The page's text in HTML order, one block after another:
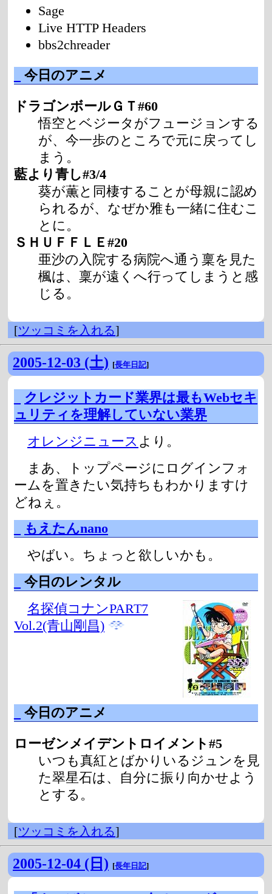
Sage
Live HTTP Headers
bbs2chreader
今日のアニメ
ドラゴンボールＧＴ#60
悟空とベジータがフュージョンする
が、今一歩のところで元に戻ってし
まう。
藍より青し#3/4
葵が薫と同棲することが母親に認め
られるが、なぜか雅も一緒に住むこ
とに。
ＳＨＵＦＦＬＥ#20
亜沙の入院する病院へ通う稟を見た
楓は、稟が遠くへ行ってしまうと感
じる。
[ツッコミを入れる]
2005-12-03 (土) [長年日記]
クレジットカード業界は最もWebセキ
ュリティを理解していない業界
オレンジニュース より。
まあ、トップページにログインフォ
ームを置きたい気持ちもわかりますけ
どねぇ。
もえたんnano
やばい。ちょっと欲しいかも。
今日のレンタル
名探偵コナンPART7
Vol.2(青山剛昌)
今日のアニメ
ローゼンメイデントロイメント#5
いつも真紅とばかりいるジュンを見
た翠星石は、自分に振り向かせよう
とする。
[ツッコミを入れる]
2005-12-04 (日) [長年日記]